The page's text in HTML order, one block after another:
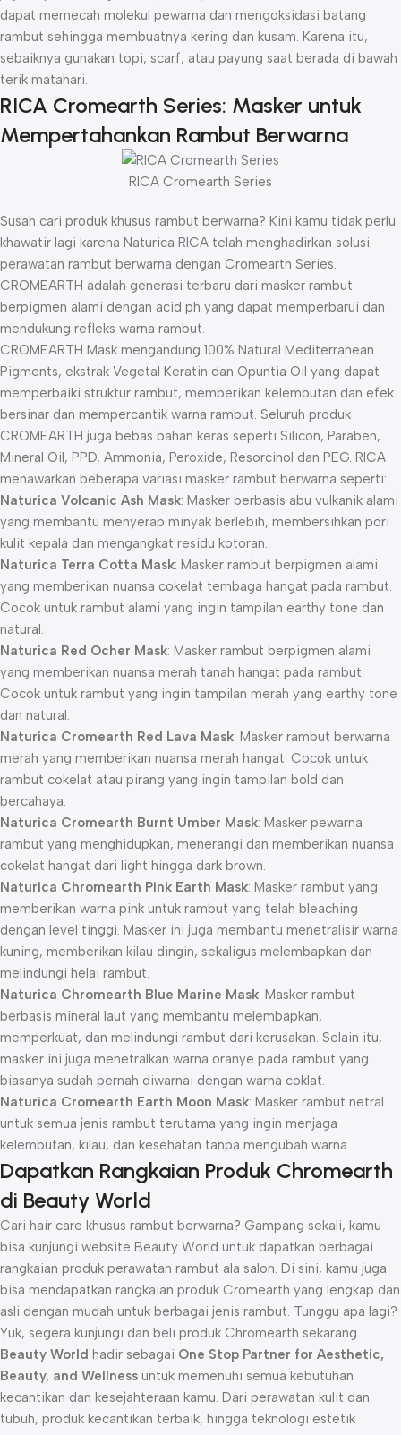
dapat memecah molekul pewarna dan mengoksidasi batang
rambut sehingga membuatnya kering dan kusam. Karena itu,
sebaiknya gunakan topi, scarf, atau payung saat berada di bawah
terik matahari.
RICA Cromearth Series: Masker untuk
Mempertahankan Rambut Berwarna
RICA Cromearth Series
Susah cari produk khusus rambut berwarna? Kini kamu tidak perlu
khawatir lagi karena Naturica RICA telah menghadirkan solusi
perawatan rambut berwarna dengan Cromearth Series.
CROMEARTH adalah generasi terbaru dari masker rambut
berpigmen alami dengan acid ph yang dapat memperbarui dan
mendukung refleks warna rambut.
CROMEARTH Mask mengandung 100% Natural Mediterranean
Pigments, ekstrak Vegetal Keratin dan Opuntia Oil yang dapat
memperbaiki struktur rambut, memberikan kelembutan dan efek
bersinar dan mempercantik warna rambut. Seluruh produk
CROMEARTH juga bebas bahan keras seperti Silicon, Paraben,
Mineral Oil, PPD, Ammonia, Peroxide, Resorcinol dan PEG. RICA
menawarkan beberapa variasi masker rambut berwarna seperti:
Naturica Volcanic Ash Mask: Masker berbasis abu vulkanik alami
yang membantu menyerap minyak berlebih, membersihkan pori
kulit kepala dan mengangkat residu kotoran.
Naturica Terra Cotta Mask: Masker rambut berpigmen alami
yang memberikan nuansa cokelat tembaga hangat pada rambut.
Cocok untuk rambut alami yang ingin tampilan earthy tone dan
natural.
Naturica Red Ocher Mask: Masker rambut berpigmen alami
yang memberikan nuansa merah tanah hangat pada rambut.
Cocok untuk rambut yang ingin tampilan merah yang earthy tone
dan natural.
Naturica Cromearth Red Lava Mask: Masker rambut berwarna
merah yang memberikan nuansa merah hangat. Cocok untuk
rambut cokelat atau pirang yang ingin tampilan bold dan
bercahaya.
Naturica Cromearth Burnt Umber Mask: Masker pewarna
rambut yang menghidupkan, menerangi dan memberikan nuansa
cokelat hangat dari light hingga dark brown.
Naturica Chromearth Pink Earth Mask: Masker rambut yang
memberikan warna pink untuk rambut yang telah bleaching
dengan level tinggi. Masker ini juga membantu menetralisir warna
kuning, memberikan kilau dingin, sekaligus melembapkan dan
melindungi helai rambut.
Naturica Chromearth Blue Marine Mask: Masker rambut
berbasis mineral laut yang membantu melembapkan,
memperkuat, dan melindungi rambut dari kerusakan. Selain itu,
masker ini juga menetralkan warna oranye pada rambut yang
biasanya sudah pernah diwarnai dengan warna coklat.
Naturica Cromearth Earth Moon Mask: Masker rambut netral
untuk semua jenis rambut terutama yang ingin menjaga
kelembutan, kilau, dan kesehatan tanpa mengubah warna.
Dapatkan Rangkaian Produk Chromearth
di Beauty World
Cari hair care khusus rambut berwarna? Gampang sekali, kamu
bisa kunjungi website Beauty World untuk dapatkan berbagai
rangkaian produk perawatan rambut ala salon. Di sini, kamu juga
bisa mendapatkan rangkaian produk Cromearth yang lengkap dan
asli dengan mudah untuk berbagai jenis rambut. Tunggu apa lagi?
Yuk, segera kunjungi dan beli produk Chromearth sekarang.
Beauty World hadir sebagai One Stop Partner for Aesthetic,
Beauty, and Wellness untuk memenuhi semua kebutuhan
kecantikan dan kesejahteraan kamu. Dari perawatan kulit dan
tubuh, produk kecantikan terbaik, hingga teknologi estetik